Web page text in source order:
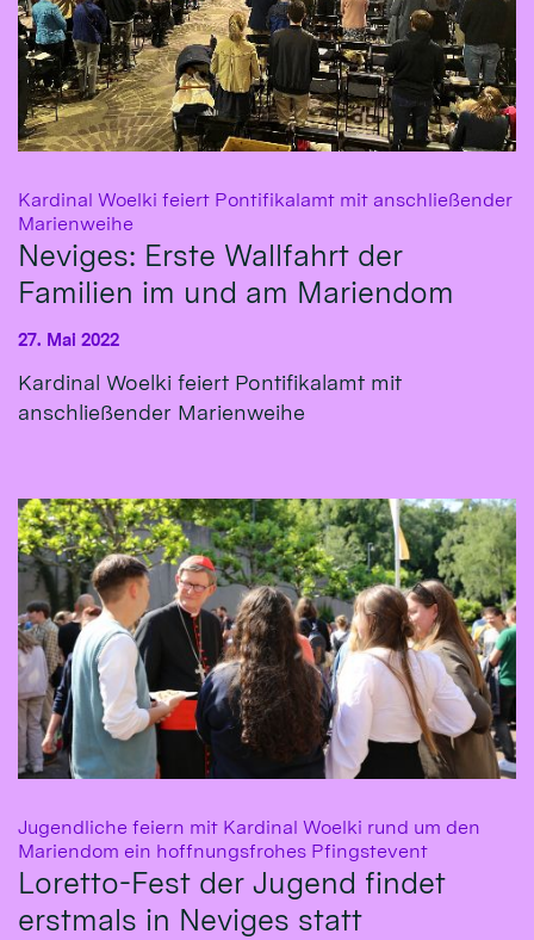
Kardinal Woelki feiert Pontifikalamt mit anschließender
Marienweihe
Neviges: Erste Wallfahrt der
Familien im und am Mariendom
27. Mai 2022
Kardinal Woelki feiert Pontifikalamt mit
anschließender Marienweihe
Jugendliche feiern mit Kardinal Woelki rund um den
Mariendom ein hoffnungsfrohes Pfingstevent:
Loretto-Fest der Jugend findet
erstmals in Neviges statt